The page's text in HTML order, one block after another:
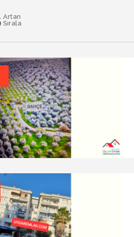
Artan
Sırala